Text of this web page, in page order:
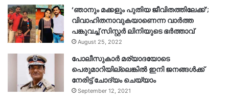
‘ഞാനും മക്കളും പുതിയ ജീവിതത്തിലേക്ക്’;
വിവാഹിതനാവുകയാണെന്ന വാർത്ത
പങ്കുവച്ച് സിസ്റ്റർ ലിനിയുടെ ഭർത്താവ്
August 25, 2022
പോലീസുകാര്‍ മര്യാദയോടെ
പെരുമാറിയില്ലെങ്കില്‍ ഇനി ജനങ്ങള്‍ക്ക്
നേരിട്ട് ചോദ്യം ചെയ്യാം
September 12, 2021